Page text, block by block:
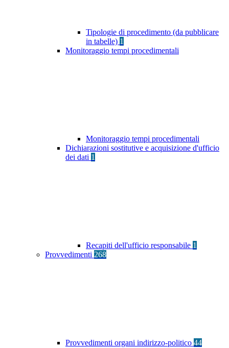
Tipologie di procedimento (da pubblicare
in tabelle) 1
Monitoraggio tempi procedimentali
Monitoraggio tempi procedimentali
Dichiarazioni sostitutive e acquisizione d'ufficio
dei dati 1
Recapiti dell'ufficio responsabile 1
Provvedimenti 268
Provvedimenti organi indirizzo-politico 44